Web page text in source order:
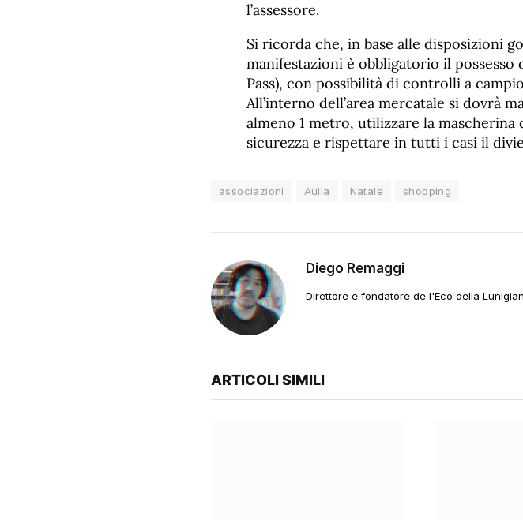
l’assessore.
Si ricorda che, in base alle disposizioni
manifestazioni è obbligatorio il
Pass), con possibilità di controlli a
All’interno dell’area mercatale si dovrà
almeno 1 metro, utilizzare la mascherina
sicurezza e rispettare in tutti i casi il
associazioni Aulla Natale shopping
Diego Remaggi
Direttore e fondatore de l'Eco della
ARTICOLI SIMILI